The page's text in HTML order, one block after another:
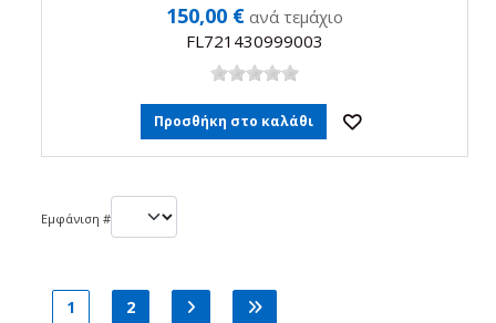
150,00 € ανά τεμάχιο
FL721430999003
Προσθήκη στο καλάθι
Εμφάνιση #
1 2